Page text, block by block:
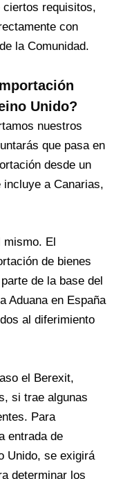
ciertos requisitos,
con
la Comunidad.
Unido?
nuestros
que pasa en
desde un
a Canarias,
El
de bienes
de la base del
Aduana en España
al diferimiento
el Berexit,
si trae algunas
Para
entrada de
Unido, se exigirá
determinar los